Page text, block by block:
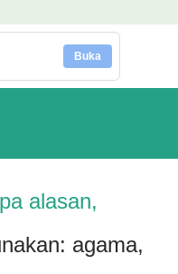
Buka
alasan,
agama,